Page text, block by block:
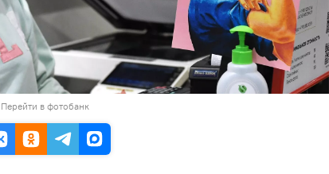
Перейти в фотобанк